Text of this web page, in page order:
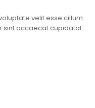
velit esse cillum
sint occaecat cupidatat